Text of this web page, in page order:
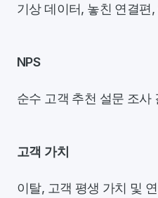
기상 데이터, 놓친 연결편
NPS
순수 고객 추천 설문 조사
고객 가치
이탈, 고객 평생 가치 및